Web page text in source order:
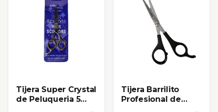
Tijera Super Crystal
de Peluqueria 5
Tijera Barrilito
Profesional de